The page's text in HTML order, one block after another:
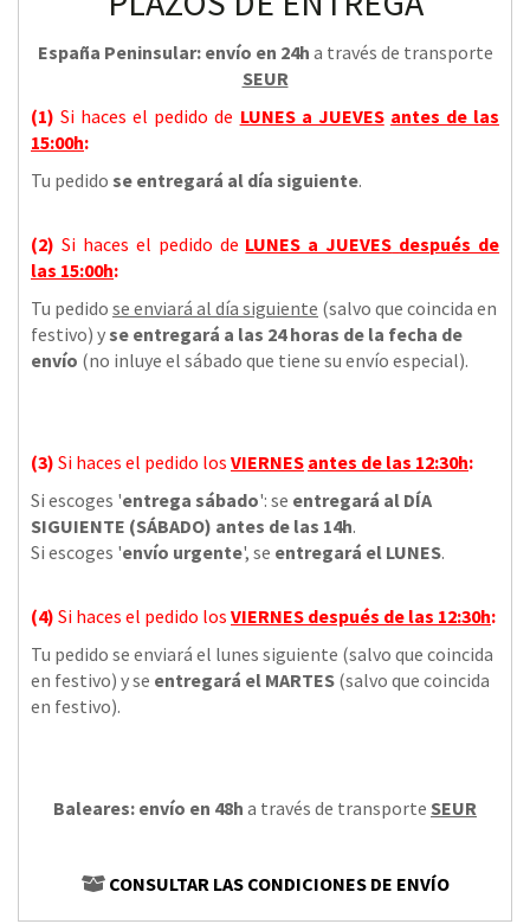
España Peninsular: envío en 24h a través de transporte
SEUR
(1)Si haces el pedido de LUNES a JUEVES antes de las
15:00h:
Tu pedido se entregará al día siguiente.
(2) Si haces el pedido de LUNES a JUEVES después de
las 15:00h:
Tu pedido se enviará al día siguiente (salvo que coincida en
festivo) yse entregará a las 24 horas de la fecha de
envío (no inluye el sábado que tiene su envío especial).
(3) Si haces el pedido los VIERNES antes de las 12:30h:
Si escoges 'entrega sábado': se entregará al DÍA
SIGUIENTE (SÁBADO) antes de las 14h.
Si escoges 'envío urgente', se entregará el LUNES.
(4) Si haces el pedido los VIERNES después de las 12:30h:
Tu pedido se enviará el lunes siguiente (salvo que coincida
en festivo) y se entregará el MARTES (salvo que coincida
en festivo).
Baleares: envío en 48h a través de transporte SEUR
CONSULTAR LAS CONDICIONES DE ENVÍO